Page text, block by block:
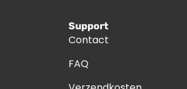
Support
Contact
FAQ